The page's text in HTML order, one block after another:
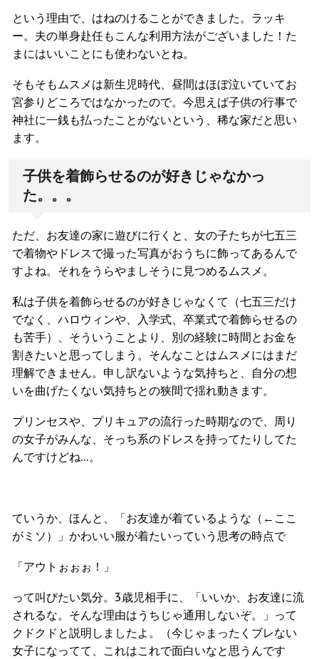
という理由で、はねのけることができました。ラッキ
ー。夫の単身赴任もこんな利用方法がございました！た
まにはいいことにも使わないとね。
そもそもムスメは新生児時代、昼間はほぼ泣いていてお
宮参りどころではなかったので。今思えば子供の行事で
神社に一銭も払ったことがないという、稀な家だと思い
ます。
子供を着飾らせるのが好きじゃなかっ
た。。。
ただ、お友達の家に遊びに行くと、女の子たちが七五三
で着物やドレスで撮った写真がおうちに飾ってあるんで
すよね。それをうらやましそうに見つめるムスメ。
私は子供を着飾らせるのが好きじゃなくて（七五三だけ
でなく、ハロウィンや、入学式、卒業式で着飾らせるの
も苦手）、そういうことより、別の経験に時間とお金を
割きたいと思ってしまう。そんなことはムスメにはまだ
理解できません。申し訳ないような気持ちと、自分の想
いを曲げたくない気持ちとの狭間で揺れ動きます。
プリンセスや、プリキュアの流行った時期なので、周り
の女子がみんな、そっち系のドレスを持ってたりしてた
んですけどね…。
ていうか、ほんと、「お友達が着ているような（←ここ
がミソ）」かわいい服が着たいっていう思考の時点で
「アウトぉぉぉ！」
って叫びたい気分。3歳児相手に、「いいか、お友達に流
されるな。そんな理由はうちじゃ通用しないぞ。」って
クドクドと説明しましたよ。（今じゃまったくブレない
女子になってて、これはこれで面白いなと思うんです